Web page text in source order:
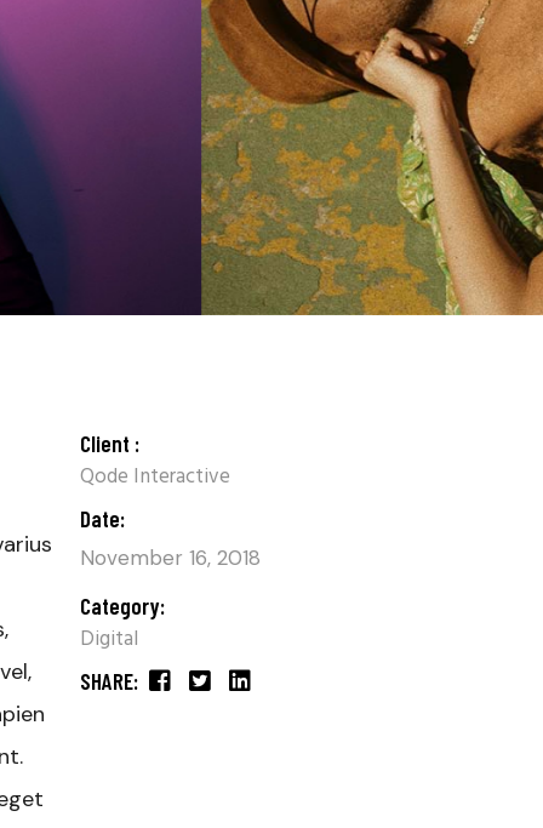
Client :
Qode Interactive
Date:
November 16, 2018
Category:
Digital
SHARE: